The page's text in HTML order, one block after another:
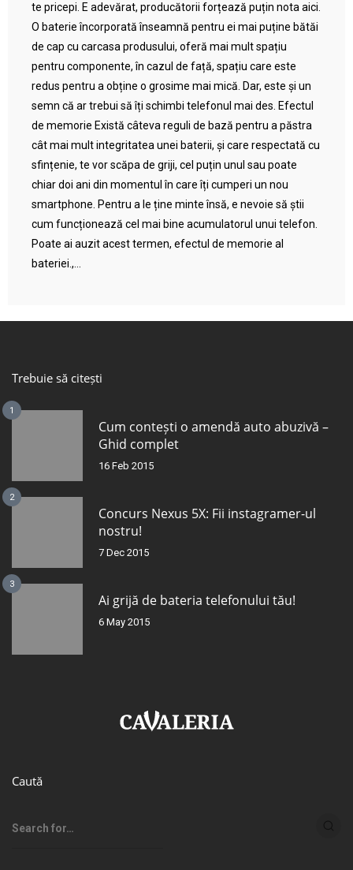
te pricepi. E adevărat, producătorii forțează puțin nota aici.
O baterie încorporată înseamnă pentru ei mai puține bătăi
de cap cu carcasa produsului, oferă mai mult spațiu
pentru componente, în cazul de față, spațiu care este
redus pentru a obține o grosime mai mică. Dar, este și un
semn că ar trebui să îți schimbi telefonul mai des. Efectul
de memorie Există câteva reguli de bază pentru a păstra
cât mai mult integritatea unei baterii, și care respectată cu
sfințenie, te vor scăpa de griji, cel puțin unul sau poate
chiar doi ani din momentul în care îți cumperi un nou
smartphone. Pentru a le ține minte însă, e nevoie să știi
cum funcționează cel mai bine acumulatorul unui telefon.
Poate ai auzit acest termen, efectul de memorie al
bateriei.,...
Trebuie să citești
1
Cum contești o amendă auto abuzivă –
Ghid complet
16 Feb 2015
2
Concurs Nexus 5X: Fii instagramer-ul
nostru!
7 Dec 2015
3
Ai grijă de bateria telefonului tău!
6 May 2015
Caută